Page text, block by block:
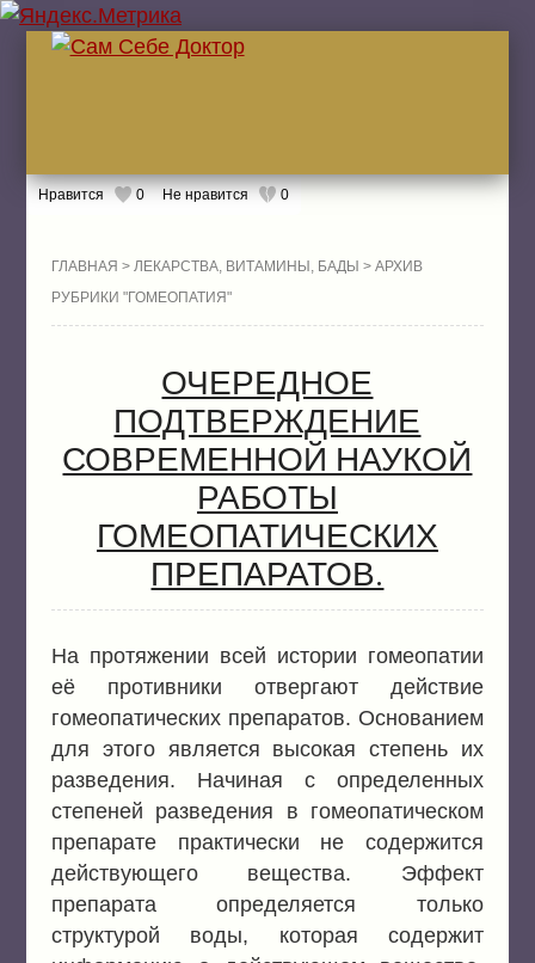
Нравится 0 Не нравится 0
ГЛАВНАЯ > ЛЕКАРСТВА, ВИТАМИНЫ, БАДЫ > АРХИВ
РУБРИКИ "ГОМЕОПАТИЯ"
ОЧЕРЕДНОЕ
ПОДТВЕРЖДЕНИЕ
СОВРЕМЕННОЙ НАУКОЙ
РАБОТЫ
ГОМЕОПАТИЧЕСКИХ
ПРЕПАРАТОВ.
На протяжении всей истории гомеопатии
её противники отвергают действие
гомеопатических препаратов. Основанием
для этого является высокая степень их
разведения. Начиная с определенных
степеней разведения в гомеопатическом
препарате практически не содержится
действующего вещества. Эффект
препарата определяется только
структурой воды, которая содержит